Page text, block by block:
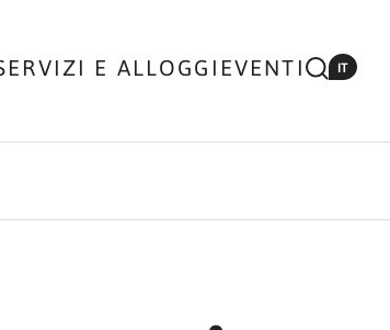
E ALLOGGI EVENTI IT